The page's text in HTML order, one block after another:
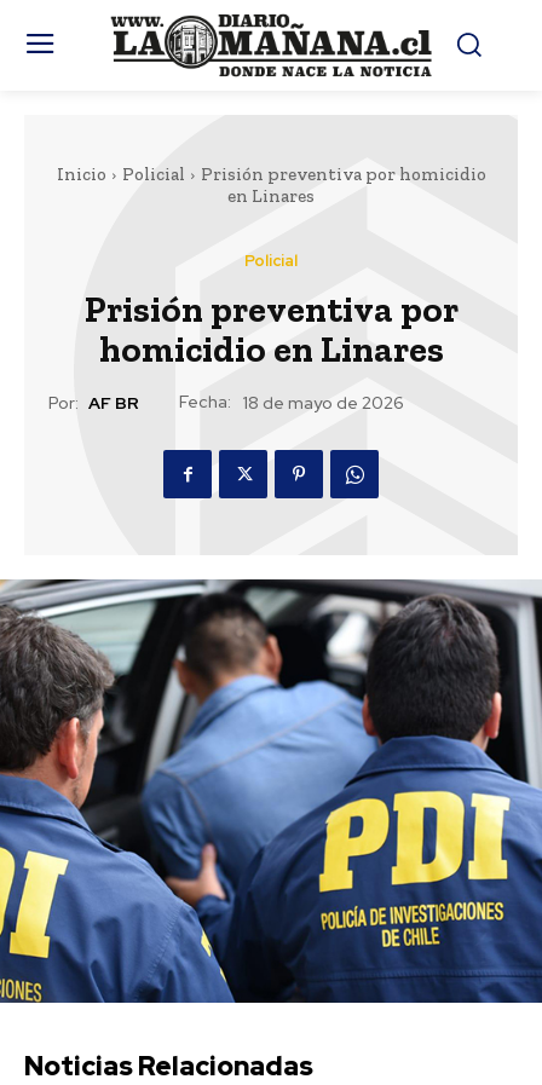
Inicio Policial
Prisión preventiva por homicidio
en Linares
Policial
Prisión preventiva por
homicidio en Linares
Por: AF BR Fecha: 18 de mayo de 2026
Noticias Relacionadas